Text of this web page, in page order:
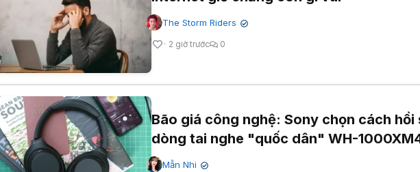
The Storm Riders ✔
2 giờ trước 0
Bão giá công nghệ: Sony chọn cách hồi
dòng tai nghe "quốc dân" WH-
Mẫn Nhi ✔